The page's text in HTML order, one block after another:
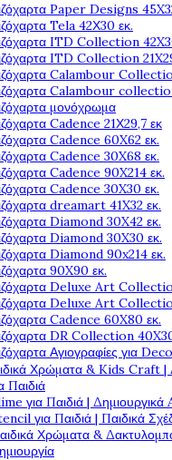
Paper Designs
Tela 42Χ30 εκ.
ITD Collection
ITD Collection
Calambour
Calambour
μονόχρωμα
Cadence 21Χ29,7 εκ
Cadence 60X62 εκ.
Cadence 30X68 εκ.
Cadence 90X214 εκ.
Cadence 30X30 εκ.
dreamart 41X32 εκ.
Diamond 30X42 εκ.
Diamond 30X30 εκ.
Diamond 90x214 εκ.
90X90 εκ.
Deluxe Art
Deluxe Art
Cadence 60X80 εκ.
DR Collection
Αγιογραφίες για
Χρώματα & Kids Craft |
Παιδιά
για Παιδιά |
για Παιδιά | Παιδικά
Χρώματα &